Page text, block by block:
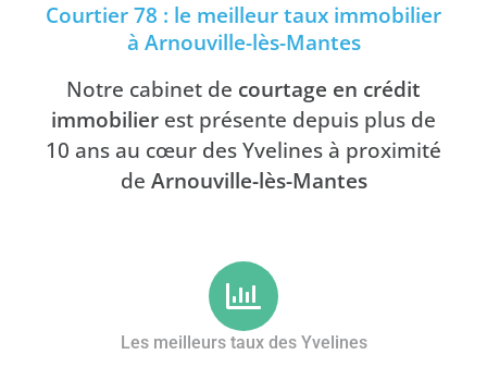
Courtier 78 : le meilleur taux immobilier
à Arnouville-lès-Mantes
Notre cabinet de courtage en crédit
immobilier est présente depuis plus de
10 ans au cœur des Yvelines à proximité
de Arnouville-lès-Mantes
Les meilleurs taux des Yvelines